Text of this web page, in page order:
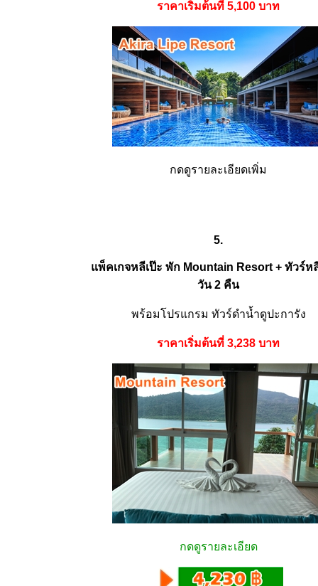
ราคาเริ่มต้นที่ 5,100 บาท
กดดูรายละเอียดเพิ่ม
5.
แพ็คเกจหลีเป๊ะ พัก Mountain Resort + ทัวร์ห
วัน 2 คืน
พร้อมโปรแกรม ทัวร์ดำน้ำดูปะการัง
ราคาเริ่มต้นที่ 3,238 บาท
กดดูรายละเอียด